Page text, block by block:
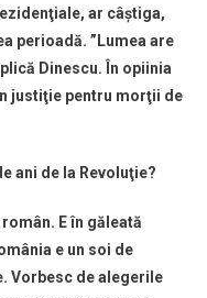
Poporul
român
ce
acum
ar câştiga,
perioadă. ”Lumea are
Dinescu. În opiinia
justiţie pentru morţii de
ani de la Revoluţie?
E în găleată
e un soi de
Vorbesc de alegerile